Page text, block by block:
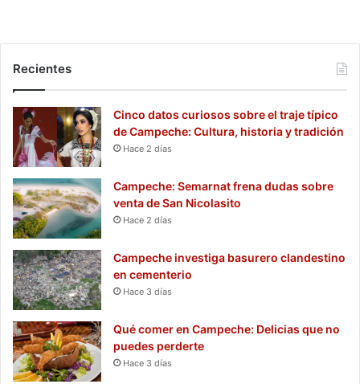
Recientes
Cinco datos curiosos sobre el traje típico
de Campeche: Cultura, historia y tradición
Hace 2 días
Campeche: Semarnat frena dudas sobre
venta de San Nicolasito
Hace 2 días
Campeche investiga basurero clandestino
en cementerio
Hace 3 días
Qué comer en Campeche: Delicias que no
puedes perderte
Hace 3 días